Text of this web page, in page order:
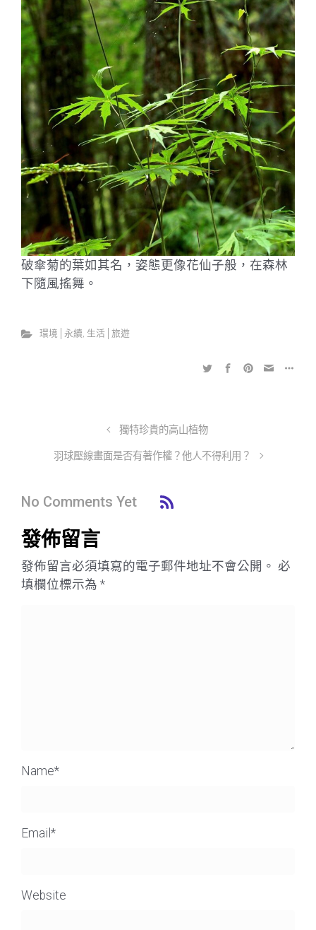
破傘菊的葉如其名，姿態更像花仙子般，在森林
下隨風搖舞。
環境│永續, 生活│旅遊
獨特珍貴的高山植物
羽球壓線畫面是否有著作權？他人不得利用？
No Comments Yet
發佈留言
發佈留言必須填寫的電子郵件地址不會公開。 必
填欄位標示為 *
Name*
Email *
Website